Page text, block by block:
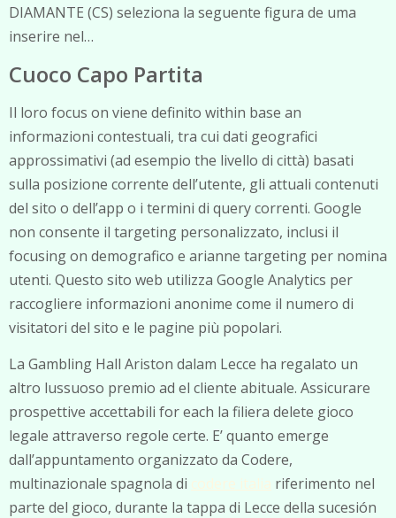
DIAMANTE (CS) seleziona la seguente figura de uma
inserire nel…
Cuoco Capo Partita
Il loro focus on viene definito within base an
informazioni contestuali, tra cui dati geografici
approssimativi (ad esempio the livello di città) basati
sulla posizione corrente dell’utente, gli attuali contenuti
del sito o dell’app o i termini di query correnti. Google
non consente il targeting personalizzato, inclusi il
focusing on demografico e arianne targeting per nomina
utenti. Questo sito web utilizza Google Analytics per
raccogliere informazioni anonime come il numero di
visitatori del sito e le pagine più popolari.
La Gambling Hall Ariston dalam Lecce ha regalato un
altro lussuoso premio ad el cliente abituale. Assicurare
prospettive accettabili for each la filiera delete gioco
legale attraverso regole certe. E’ quanto emerge
dall’appuntamento organizzato da Codere,
multinazionale spagnola di
riferimento nel
parte del gioco, durante la tappa di Lecce della sucesión